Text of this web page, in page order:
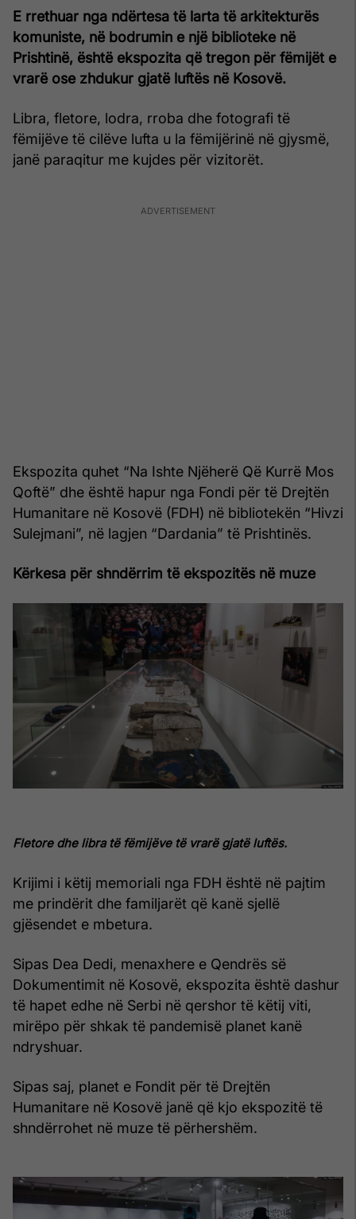
E rrethuar nga ndërtesa të larta të arkitekturës
komuniste, në bodrumin e një biblioteke në
Prishtinë, është ekspozita që tregon për fëmijët e
vrarë ose zhdukur gjatë luftës në Kosovë.
Libra, fletore, lodra, rroba dhe fotografi të
fëmijëve të cilëve lufta u la fëmijërinë në gjysmë,
janë paraqitur me kujdes për vizitorët.
Ekspozita quhet “Na Ishte Njëherë Që Kurrë Mos
Qoftë” dhe është hapur nga Fondi për të Drejtën
Humanitare në Kosovë (FDH) në bibliotekën “Hivzi
Sulejmani”, në lagjen “Dardania” të Prishtinës.
Kërkesa për shndërrim të ekspozitës në muze
Fletore dhe libra të fëmijëve të vrarë gjatë luftës.
Krijimi i këtij memoriali nga FDH është në pajtim
me prindërit dhe familjarët që kanë sjellë
gjësendet e mbetura.
Sipas Dea Dedi, menaxhere e Qendrës së
Dokumentimit në Kosovë, ekspozita është dashur
të hapet edhe në Serbi në qershor të këtij viti,
mirëpo për shkak të pandemisë planet kanë
ndryshuar.
Sipas saj, planet e Fondit për të Drejtën
Humanitare në Kosovë janë që kjo ekspozitë të
shndërrohet në muze të përhershëm.